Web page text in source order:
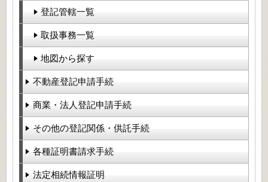
登記管轄一覧
取扱事務一覧
地図から探す
不動産登記申請手続
商業・法人登記申請手続
その他の登記関係・供託手続
各種証明書請求手続
法定相続情報証明